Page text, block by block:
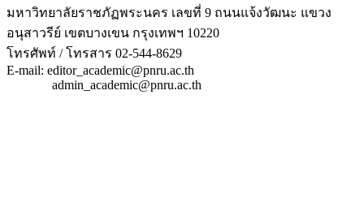
มหาวิทยาลัยราชภัฏพระนคร เลขที่ 9 ถนนแจ้งวัฒนะ แขวง
อนุสาวรีย์ เขตบางเขน กรุงเทพฯ 10220
โทรศัพท์ / โทรสาร 02-544-8629
E-mail: editor_academic@pnru.ac.th
admin_academic@pnru.ac.th